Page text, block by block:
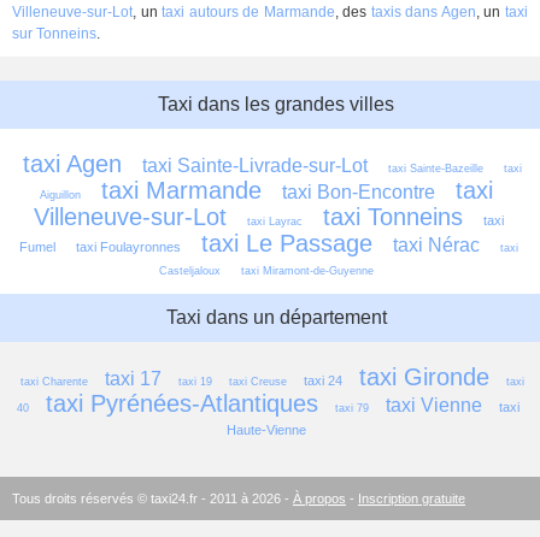
Villeneuve-sur-Lot, untaxi autours de Marmande, des taxis dans Agen, untaxi
sur Tonneins.
Taxi dans les grandes villes
taxi Agen taxi Sainte-Livrade-sur-Lot taxi Sainte-Bazeille taxi
Aiguillon taxi Marmande taxi Bon-Encontre
taxi
Villeneuve-sur-Lot
taxi Layrac taxi Tonneins
taxi
Fumel
taxi Foulayronnes taxi Le Passage taxi Nérac
taxi
Casteljaloux
taxi Miramont-de-Guyenne
Taxi dans un département
taxi Charente taxi 17 taxi 19 taxi Creuse taxi 24 taxi Gironde taxi
40 taxi Pyrénées-Atlantiques taxi 79 taxi Vienne
taxi
Haute-Vienne
Tous droits réservés © taxi24.fr - 2011 à 2026 - À propos - Inscription gratuite